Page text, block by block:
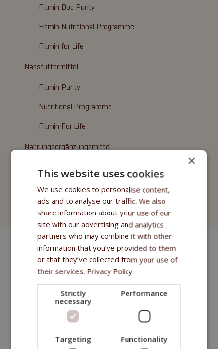
Fitmin Dog Purity
Fitmin Nutritional Programme
Fitmin for Life
Nassfuttermittel
Fitmin Purity
Nutritional Programme
Fitmin For Life
Nahrungsergänzungsmittel
Kosmetik
Fitmin for Life
×
This website uses cookies
We use cookies to personalise content,
ads and to analyse our traffic. We also
share information about your use of our
site with our advertising and analytics
partners who may combine it with other
information that you’ve provided to them
or that they’ve collected from your use of
their services. Privacy Policy
Strictly
necessary
Performance
Targeting Functionality